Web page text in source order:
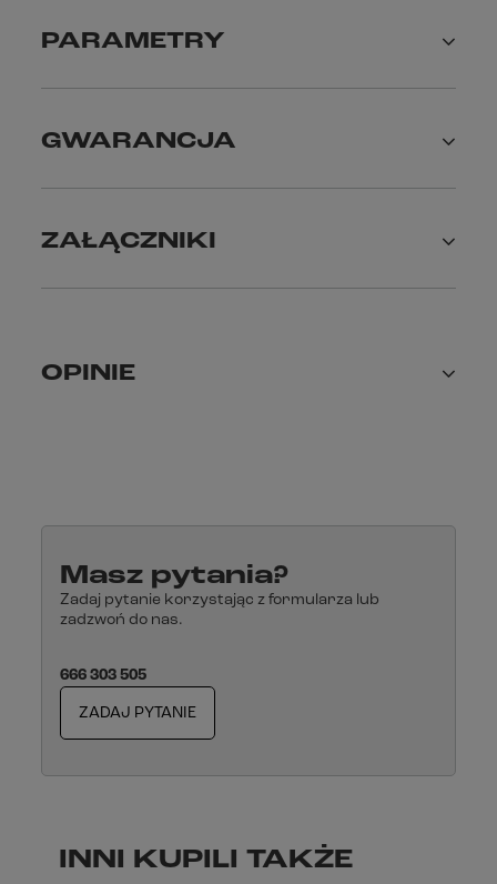
PARAMETRY
GWARANCJA
ZAŁĄCZNIKI
OPINIE
Masz pytania?
Zadaj pytanie korzystając z formularza lub
zadzwoń do nas.
666 303 505
ZADAJ PYTANIE
INNI KUPILI TAKŻE